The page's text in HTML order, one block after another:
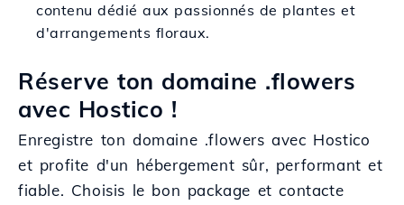
contenu dédié aux passionnés de plantes et
d'arrangements floraux.
Réserve ton domaine .flowers
avec Hostico !
Enregistre ton domaine .flowers avec Hostico
et profite d'un hébergement sûr, performant et
fiable. Choisis le bon package et contacte